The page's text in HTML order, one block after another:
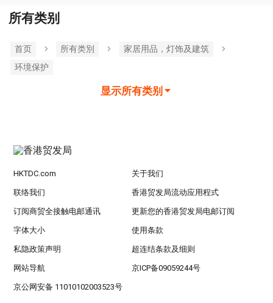
所有类别
首页 所有类別
家居用品，灯饰及建筑
环境保护
显示所有类别
HKTDC.com 关于我们
联络我们 香港贸发局流动应用程式
订阅商贸全接触电邮通讯 更新您的香港贸发局电邮订阅
字体大小 使用条款
私隐政策声明 超连结条款及细则
网站导航 京ICP备09059244号
京公网安备 11010102003523号